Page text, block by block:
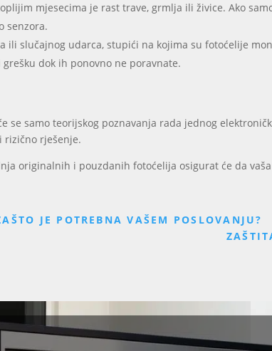
mjesecima je rast trave, grmlja ili živice. Ako
senzora.
ili slučajnog udarca, stupići na kojima su fotoćelije
dok ih ponovno ne poravnate.
se samo teorijskog poznavanja rada jednog
rizično rješenje.
originalnih i pouzdanih fotoćelija osigurat će da
JE POTREBNA VAŠEM POSLOVANJU?